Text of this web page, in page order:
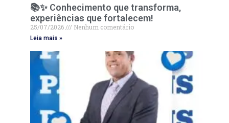
📚✨ Conhecimento que transforma,
experiências que fortalecem!
25/07/2026 Nenhum comentário
Leia mais »